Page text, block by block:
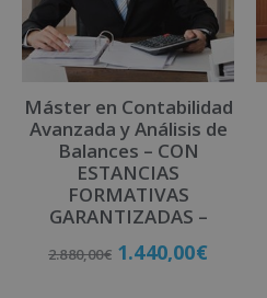
Máster en Contabilidad
Avanzada y Análisis de
Balances – CON
ESTANCIAS
FORMATIVAS
GARANTIZADAS –
2.880,00€ 1.440,00€